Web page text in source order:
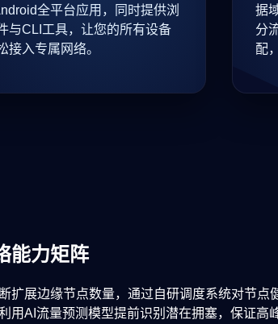
全平台应用，同时提供浏
与CLI工具，让您的所有设备
接入专属网络。
据
分
配
能力矩阵
扩展边缘节点数量，通过自研调度系统对节点
用AI流量预测模型提前识别潜在拥塞，保证高